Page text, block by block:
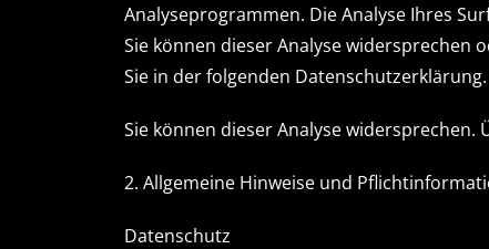
Analyseprogrammen. Die Analyse Ihres
Sie können dieser Analyse
Sie in der folgenden Datenschutzerklärung.
Sie können dieser Analyse
2. Allgemeine Hinweise und
Datenschutz